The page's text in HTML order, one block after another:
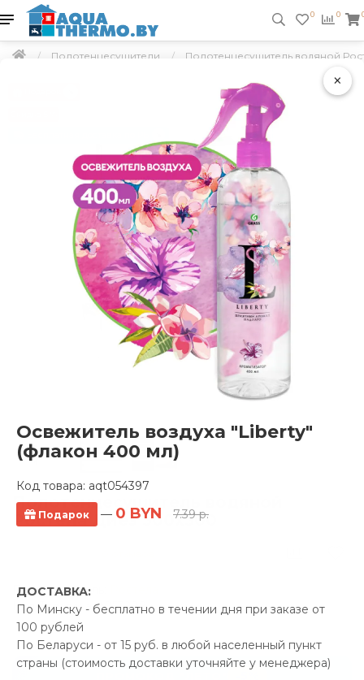
×
Освежитель воздуха "Liberty"
(флакон 400 мл)
Код товара: aqt054397
Подарок — 0 BYN 7.39 р.
ДОСТАВКА:
По Минску - бесплатно в течении дня при заказе от
100 рублей
По Беларуси - от 15 руб. в любой населенный пункт
страны (стоимость доставки уточняйте у менеджера)
0 0
Полотенцесушители Полотенцесушитель водяной
Полотенцесушитель водяной
Ростела Диез 500x500
Производитель:
Код Товара: aqt053288